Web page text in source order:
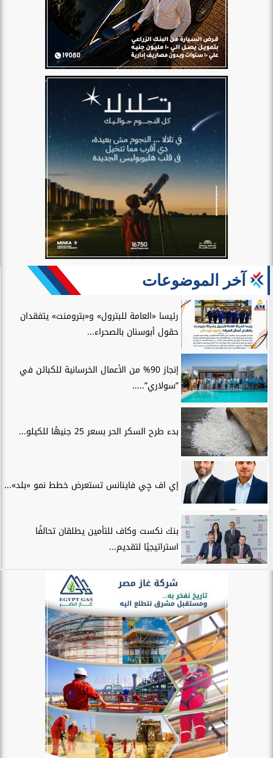
آخر الموضوعات
رئيسا «العامة للبترول» و«بترومنت» يتفقدان
حقول أبوسنان بالصحراء...
إنجاز 90% من الأعمال الخرسانية للكبائن في
”سولاري”.....
بدء طرح السكر الحر بسعر 25 جنيهًا للكيلو...
إي اف چي فاينانس تستعرض خطط نمو «بلد»...
بنك نكست وكاف للتأمين يطلقان تحالفًا
استراتيجيًا لتقديم...